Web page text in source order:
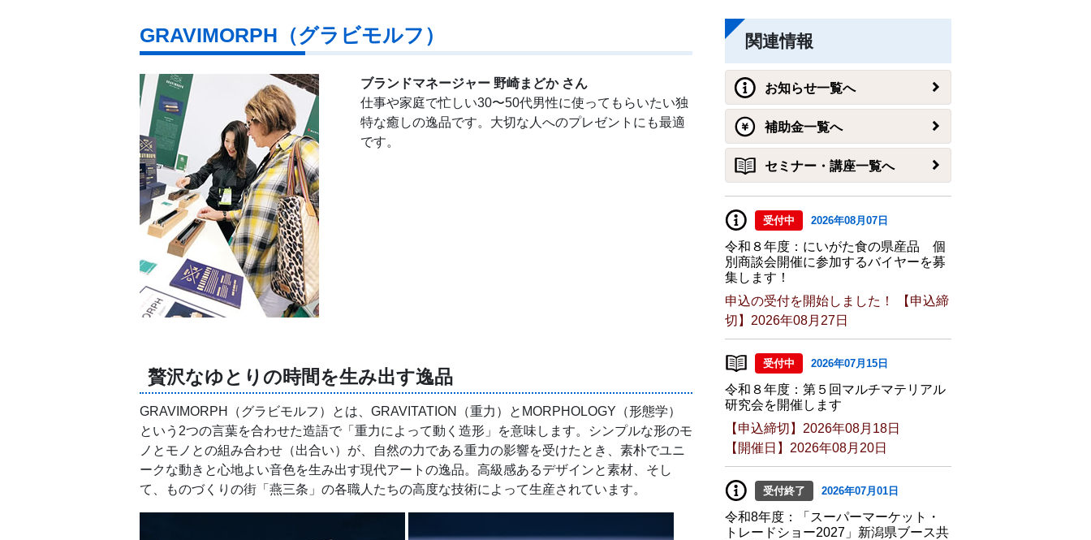
GRAVIMORPH（グラビモルフ）
ブランドマネージャー 野崎まどか さん
仕事や家庭で忙しい30〜50代男性に使ってもらいたい独
特な癒しの逸品です。大切な人へのプレゼントにも最適
です。
贅沢なゆとりの時間を生み出す逸品
GRAVIMORPH（グラビモルフ）とは、GRAVITATION（重力）とMORPHOLOGY（形態学）
という2つの言葉を合わせた造語で「重力によって動く造形」を意味します。シンプルな形のモ
ノとモノとの組み合わせ（出合い）が、自然の力である重力の影響を受けたとき、素朴でユニ
ークな動きと心地よい音色を生み出す現代アートの逸品。高級感あるデザインと素材、そし
て、ものづくりの街「燕三条」の各職人たちの高度な技術によって生産されています。
関連情報
お知らせ一覧へ
補助金一覧へ
セミナー・講座一覧へ
受付中 2026年08月07日
令和８年度：にいがた食の県産品 個
別商談会開催に参加するバイヤーを募
集します！
申込の受付を開始しました！ 【申込締
切】2026年08月27日
受付中 2026年07月15日
令和８年度：第５回マルチマテリアル
研究会を開催します
【申込締切】2026年08月18日
【開催日】2026年08月20日
受付終了 2026年07月01日
令和8年度：「スーパーマーケット・
トレードショー2027」新潟県ブース共